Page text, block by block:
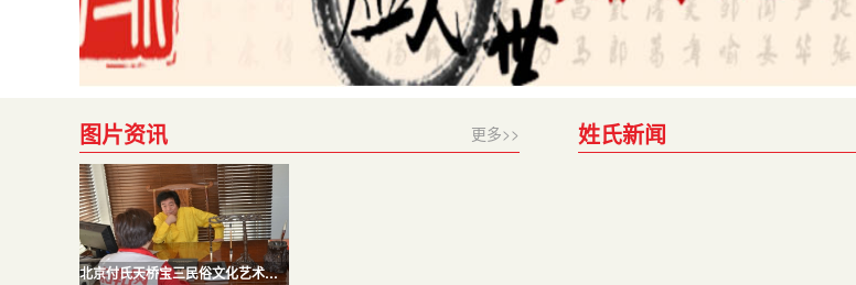
图片资讯 更多>>
北京付氏天桥宝三民俗文化艺术团助阵文博会
姓氏新闻